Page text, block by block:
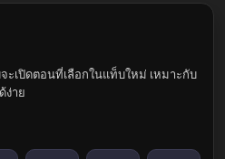
ะเปิดตอนที่เลือกในแท็บใหม่ เหมาะกับ
ง่าย